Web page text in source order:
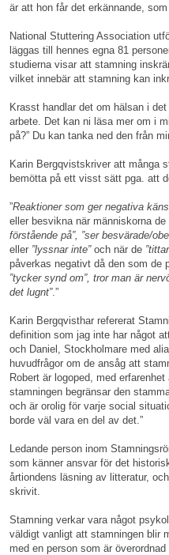
är att hon får det erkännande,
National Stuttering Association
läggas till hennes egna 81
studierna visar att stamning
vilket innebär att stamning kan
Krasst handlar det om hälsan i
arbete. Det kan ni läsa mer om i
på?” Du kan tanka ned den från
Karin Bergqvistskriver att många
bemötta på ett visst sätt pga. att
”Reaktioner som ger negativa
eller besvikna när människorna de
förstående på”, ”ser besvärade/
eller ”lyssnar inte” och när de
påverkas negativt då den som de
”tycker synd om”, tror man är
det lugnt”.”
Karin Bergqvisthar refererat
definition som jag inte har något
och Daniel, Stockholmare med
huvudfrågor om de ansåg att
Robert är logoped, med
stamningen begränsar den
och är orolig för varje social
borde väl vara en del av det.”
Ledande person inom
som känner ansvar för det
årtiondens läsning av litteratur,
skrivit.
Stamning verkar vara något
väldigt vanligt att stamningen blir
med en person som är